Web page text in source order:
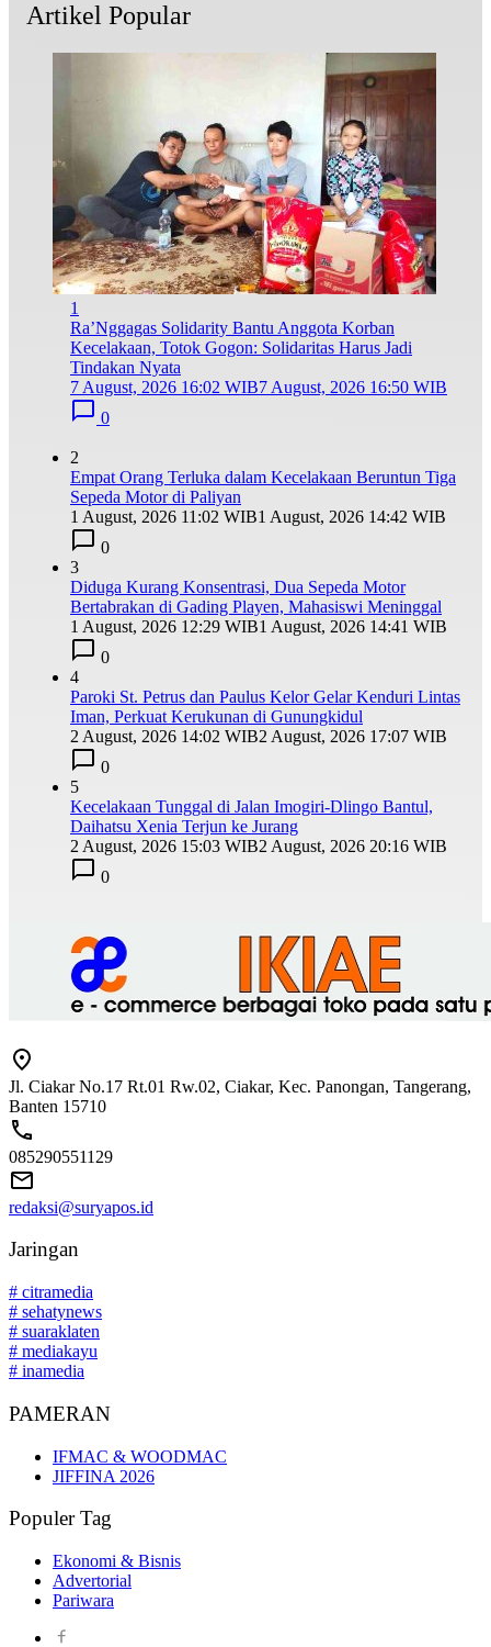
Artikel Popular
1
Ra’Nggagas Solidarity Bantu Anggota Korban
Kecelakaan, Totok Gogon: Solidaritas Harus Jadi
Tindakan Nyata
7 August, 2026 16:02 WIB7 August, 2026 16:50 WIB
0
2
Empat Orang Terluka dalam Kecelakaan Beruntun Tiga
Sepeda Motor di Paliyan
1 August, 2026 11:02 WIB1 August, 2026 14:42 WIB
0
3
Diduga Kurang Konsentrasi, Dua Sepeda Motor
Bertabrakan di Gading Playen, Mahasiswi Meninggal
1 August, 2026 12:29 WIB1 August, 2026 14:41 WIB
0
4
Paroki St. Petrus dan Paulus Kelor Gelar Kenduri Lintas
Iman, Perkuat Kerukunan di Gunungkidul
2 August, 2026 14:02 WIB2 August, 2026 17:07 WIB
0
5
Kecelakaan Tunggal di Jalan Imogiri-Dlingo Bantul,
Daihatsu Xenia Terjun ke Jurang
2 August, 2026 15:03 WIB2 August, 2026 20:16 WIB
0
Jl. Ciakar No.17 Rt.01 Rw.02, Ciakar, Kec. Panongan, Tangerang,
Banten 15710
085290551129
redaksi@suryapos.id
Jaringan
# citramedia
# sehatynews
# suaraklaten
# mediakayu
# inamedia
PAMERAN
IFMAC & WOODMAC
JIFFINA 2026
Populer Tag
Ekonomi & Bisnis
Advertorial
Pariwara